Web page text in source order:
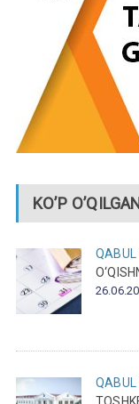
KO’P
QABUL
QABUL